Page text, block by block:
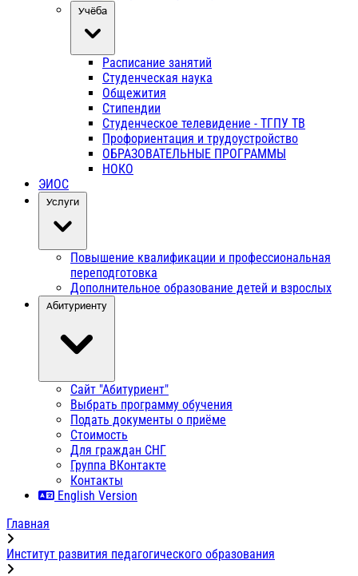
Учёба
Расписание занятий
Студенческая наука
Общежития
Стипендии
Студенческое телевидение - ТГПУ ТВ
Профориентация и трудоустройство
ОБРАЗОВАТЕЛЬНЫЕ ПРОГРАММЫ
НОКО
ЭИОС
Услуги
Повышение квалификации и профессиональная
переподготовка
Дополнительное образование детей и взрослых
Абитуриенту
Сайт "Абитуриент"
Выбрать программу обучения
Подать документы о приёме
Стоимость
Для граждан СНГ
Группа ВКонтакте
Контакты
English Version
Главная
Институт развития педагогического образования